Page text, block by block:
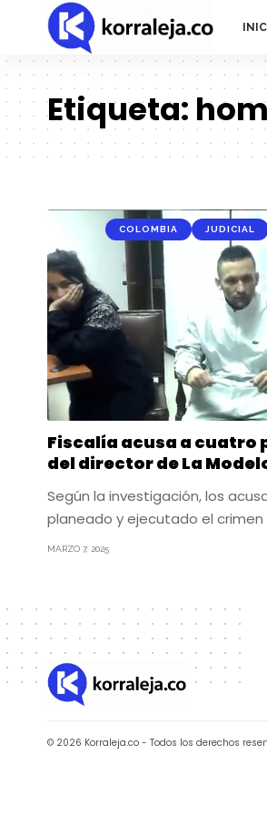
Etiqueta:
COLOMBIA JUDICIAL
Fiscalía acusa a cuatro
del director de La
Según la investigación, los
planeado y ejecutado el crimen
MARZO 7, 2025
© 2026 Korraleja.co - Todos los derechos